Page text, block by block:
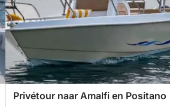
Privétour naar Amalfi en Positano